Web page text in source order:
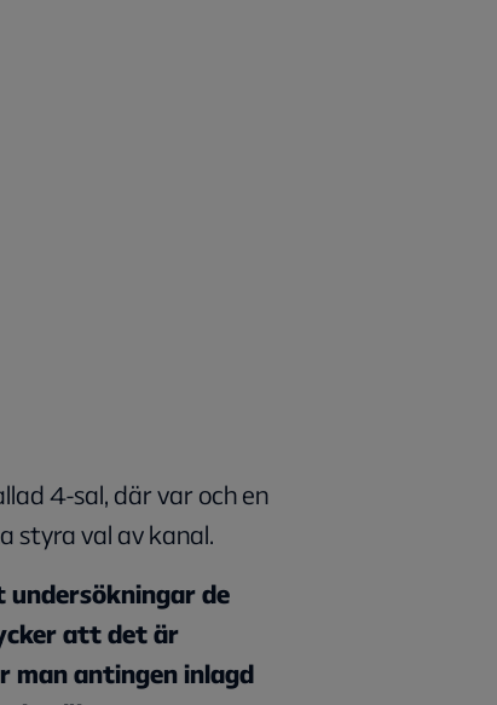
4-sal, där var och en
styra val av kanal.
undersökningar de
att det är
antingen inlagd